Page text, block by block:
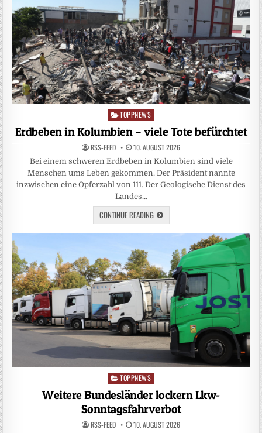
Posted
in
TOPPNEWS
Erdbeben in Kolumbien – viele Tote befürchtet
RSS-FEED 10. AUGUST 2026
Bei einem schweren Erdbeben in Kolumbien sind viele
Menschen ums Leben gekommen. Der Präsident nannte
inzwischen eine Opferzahl von 111. Der Geologische Dienst des
Landes…
CONTINUE READING
Posted
in
TOPPNEWS
Weitere Bundesländer lockern Lkw-
Sonntagsfahrverbot
RSS-FEED 10. AUGUST 2026